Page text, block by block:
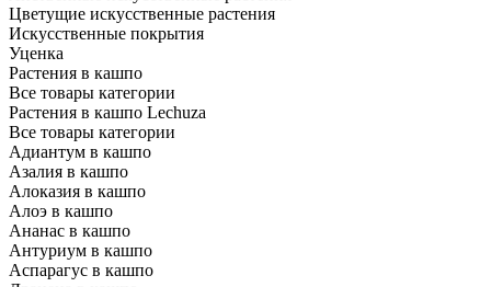
Цветущие искусственные растения
Искусственные покрытия
Уценка
Растения в кашпо
Все товары категории
Растения в кашпо Lechuza
Все товары категории
Адиантум в кашпо
Азалия в кашпо
Алоказия в кашпо
Алоэ в кашпо
Ананас в кашпо
Антуриум в кашпо
Аспарагус в кашпо